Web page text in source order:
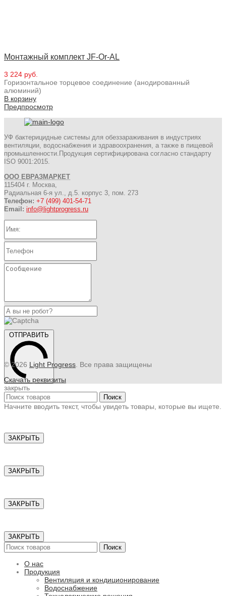
Монтажный комплект JF-Or-AL
3 224 руб.
Горизонтальное торцевое соединение (анодированный
алюминий)
В корзину
Предпросмотр
УФ бактерицидные системы для обеззараживания в индустриях
вентиляции, водоснабжения и здравоохранения, а также в пищевой
промышленности.Продукция сертифицирована согласно стандарту
ISO 9001:2015.
ООО ЕВРАЗМАРКЕТ
115404 г. Москва,
Радиальная 6-я ул., д.5. корпус 3, пом. 273
Телефон: +7 (499) 401-54-71
Email: info@lightprogress.ru
ОТПРАВИТЬ
© 2026 Light Progress . Все права защищены
Скачать реквизиты
закрыть
Поиск
Начните вводить текст, чтобы увидеть товары, которые вы ищете.
ЗАКРЫТЬ
ЗАКРЫТЬ
ЗАКРЫТЬ
ЗАКРЫТЬ
Поиск
О нас
Продукция
Вентиляция и кондиционирование
Водоснабжение